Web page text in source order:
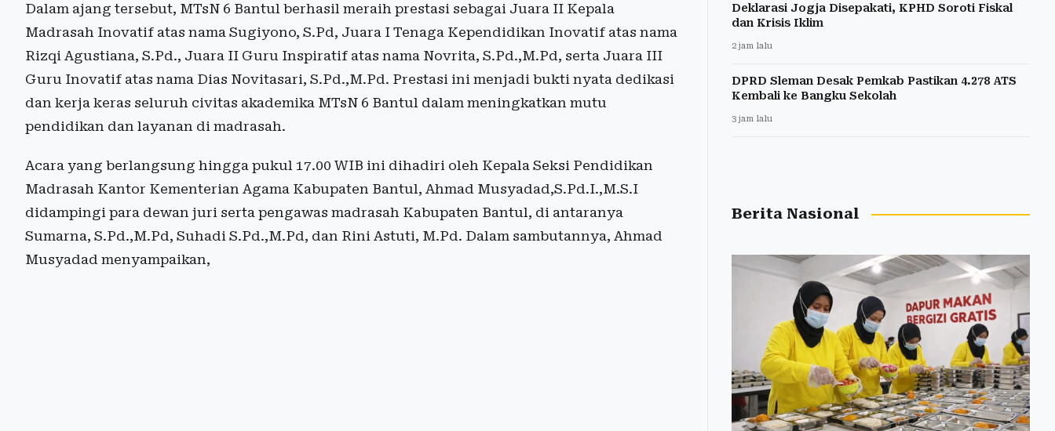
Dalam ajang tersebut, MTsN 6 Bantul berhasil meraih prestasi sebagai Juara II Kepala
Madrasah Inovatif atas nama Sugiyono, S.Pd, Juara I Tenaga Kependidikan Inovatif atas nama
Rizqi Agustiana, S.Pd., Juara II Guru Inspiratif atas nama Novrita, S.Pd.,M.Pd, serta Juara III
Guru Inovatif atas nama Dias Novitasari, S.Pd.,M.Pd. Prestasi ini menjadi bukti nyata dedikasi
dan kerja keras seluruh civitas akademika MTsN 6 Bantul dalam meningkatkan mutu
pendidikan dan layanan di madrasah.
Acara yang berlangsung hingga pukul 17.00 WIB ini dihadiri oleh Kepala Seksi Pendidikan
Madrasah Kantor Kementerian Agama Kabupaten Bantul, Ahmad Musyadad,S.Pd.I.,M.S.I
didampingi para dewan juri serta pengawas madrasah Kabupaten Bantul, di antaranya
Sumarna, S.Pd.,M.Pd, Suhadi S.Pd.,M.Pd, dan Rini Astuti, M.Pd. Dalam sambutannya, Ahmad
Musyadad menyampaikan,
Deklarasi Jogja Disepakati, KPHD Soroti Fiskal
dan Krisis Iklim
2 jam lalu
DPRD Sleman Desak Pemkab Pastikan 4.278 ATS
Kembali ke Bangku Sekolah
3 jam lalu
Berita Nasional